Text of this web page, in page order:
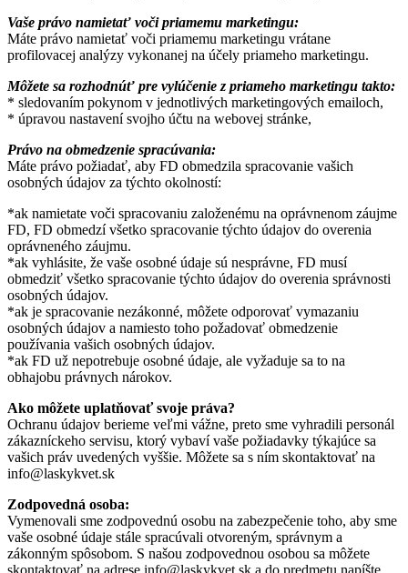
Vaše právo namietať voči priamemu marketingu:
Máte právo namietať voči priamemu marketingu vrátane
profilovacej analýzy vykonanej na účely priameho marketingu.
Môžete sa rozhodnúť pre vylúčenie z priameho marketingu takto:
* sledovaním pokynom v jednotlivých marketingových emailoch,
* úpravou nastavení svojho účtu na webovej stránke,
Právo na obmedzenie spracúvania:
Máte právo požiadať, aby FD obmedzila spracovanie vašich
osobných údajov za týchto okolností:
*ak namietate voči spracovaniu založenému na oprávnenom záujme
FD, FD obmedzí všetko spracovanie týchto údajov do overenia
oprávneného záujmu.
*ak vyhlásite, že vaše osobné údaje sú nesprávne, FD musí
obmedziť všetko spracovanie týchto údajov do overenia správnosti
osobných údajov.
*ak je spracovanie nezákonné, môžete odporovať vymazaniu
osobných údajov a namiesto toho požadovať obmedzenie
používania vašich osobných údajov.
*ak FD už nepotrebuje osobné údaje, ale vyžaduje sa to na
obhajobu právnych nárokov.
Ako môžete uplatňovať svoje práva?
Ochranu údajov berieme veľmi vážne, preto sme vyhradili personál
zákazníckeho servisu, ktorý vybaví vaše požiadavky týkajúce sa
vašich práv uvedených vyššie. Môžete sa s ním skontaktovať na
info@laskykvet.sk
Zodpovedná osoba:
Vymenovali sme zodpovednú osobu na zabezpečenie toho, aby sme
vaše osobné údaje stále spracúvali otvoreným, správnym a
zákonným spôsobom. S našou zodpovednou osobou sa môžete
skontaktovať na adrese info@laskykvet.sk a do predmetu napíšte